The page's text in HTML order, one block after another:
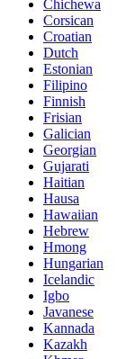
Chichewa
Corsican
Croatian
Dutch
Estonian
Filipino
Finnish
Frisian
Galician
Georgian
Gujarati
Haitian
Hausa
Hawaiian
Hebrew
Hmong
Hungarian
Icelandic
Igbo
Javanese
Kannada
Kazakh